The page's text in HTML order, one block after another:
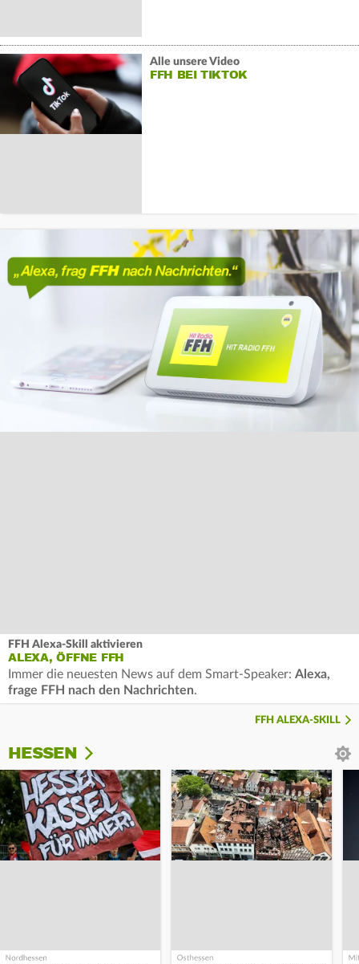
Alle unsere Video
FFH BEI TIKTOK
FFH Alexa-Skill aktivieren
ALEXA, ÖFFNE FFH
Immer die neuesten News auf dem Smart-Speaker: Alexa,
frage FFH nach den Nachrichten.
FFH ALEXA-SKILL
HESSEN